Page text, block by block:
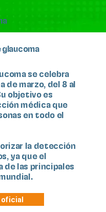
glaucoma
se celebra
de marzo, del 8 al
objetivo es
médica que
en todo el
la detección
ya que el
de las principales